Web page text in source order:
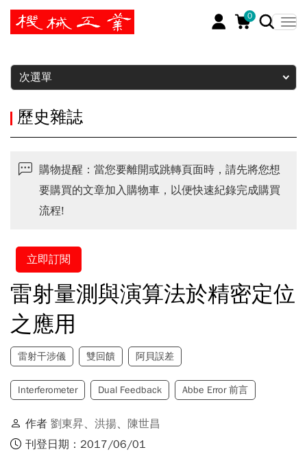
0
暫停
次選單
歷史雜誌
購物提醒：當您要離開或跳轉頁面時，請先將您想
要購買的文章加入購物車，以便快速紀錄完成購買
流程!
立即訂閱
雷射量測與演算法於精密定位
之應用
雷射干涉儀 雙回饋 阿貝誤差
Interferometer Dual Feedback Abbe Error 前言
作者 劉東昇、 洪揚、 陳世昌
刊登日期：2017/06/01